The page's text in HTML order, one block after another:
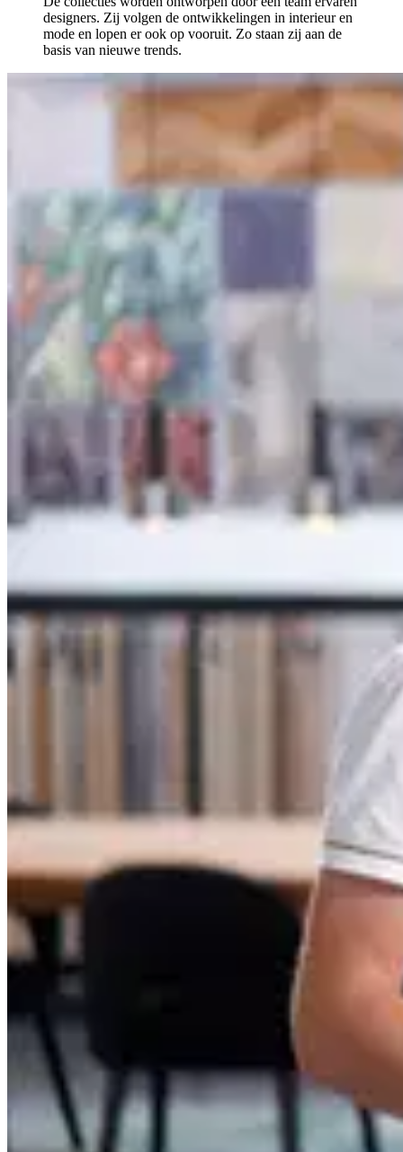
designers. Zij volgen de ontwikkelingen in interieur en
mode en lopen er ook op vooruit. Zo staan zij aan de
basis van nieuwe trends.